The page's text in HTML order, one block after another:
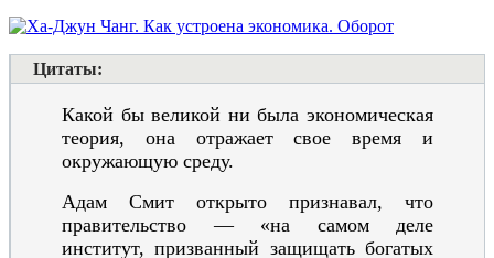
Цитаты:
Какой бы великой ни была экономическая
теория, она отражает свое время и
окружающую среду.
Адам Смит открыто признавал, что
правительство — «на самом деле
институт, призванный защищать богатых